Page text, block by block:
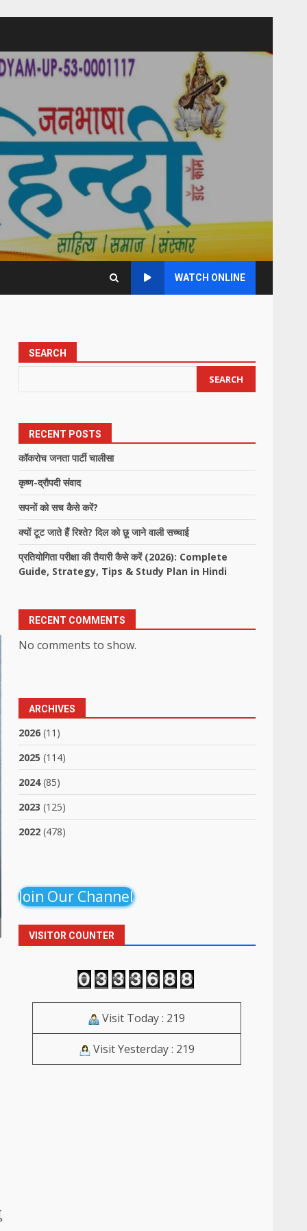
WATCH ONLINE
SEARCH
SEARCH
RECENT POSTS
कॉकरोच जनता पार्टी चालीसा
कृष्ण-द्रौपदी संवाद
सपनों को सच कैसे करें?
क्यों टूट जाते हैं रिश्ते? दिल को छू जाने वाली सच्चाई
प्रतियोगिता परीक्षा की तैयारी कैसे करें (2026): Complete
Guide, Strategy, Tips & Study Plan in Hindi
RECENT COMMENTS
No comments to show.
ARCHIVES
2026 (11)
2025 (114)
2024(85)
2023 (125)
2022 (478)
Join Our Channel
VISITOR COUNTER
Visit Today : 219
Visit Yesterday : 219